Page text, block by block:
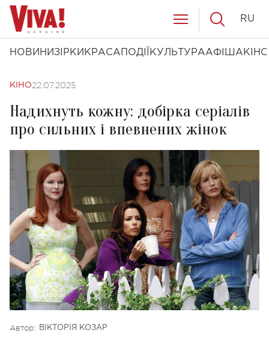
НОВИНИ ЗІРКИ КРАСА ПОДІЇ КУЛЬТУРААФІША КІНО
RU
КІНО22.07.2025
Надихнуть кожну: добірка серіалів
про сильних і впевнених жінок
Автор: ВІКТОРІЯ КОЗАР